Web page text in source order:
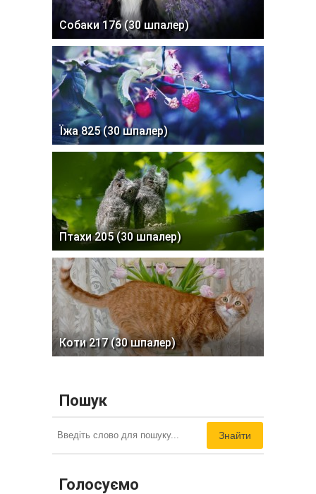
Собаки 176 (30 шпалер)
Їжа 825 (30 шпалер)
Птахи 205 (30 шпалер)
Коти 217 (30 шпалер)
Пошук
Знайти
Голосуємо